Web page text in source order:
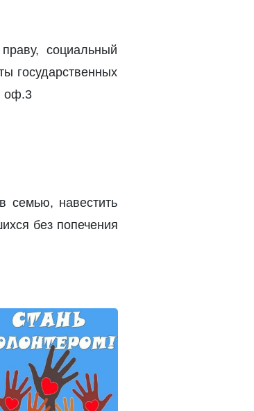
социальный
государственных
оф.3
семью, навестить
без попечения